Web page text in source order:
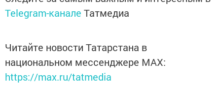
Telegram-канале Татмедиа
Читайте новости Татарстана в
национальном мессенджере MАХ:
https://max.ru/tatmedia